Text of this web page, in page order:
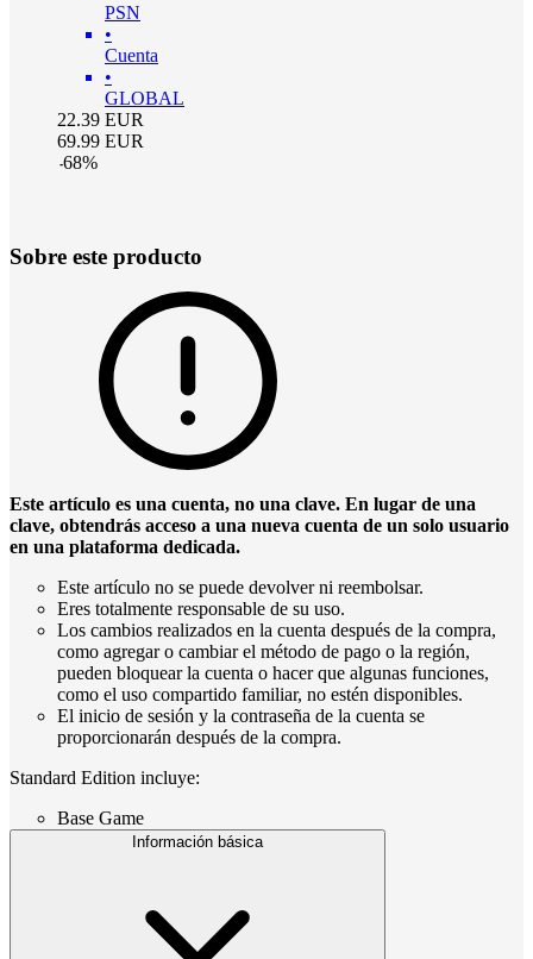
PSN
•
Cuenta
•
GLOBAL
22.39 EUR
69.99 EUR
-68%
Sobre este producto
Este artículo es una cuenta, no una clave. En lugar de una
clave, obtendrás acceso a una nueva cuenta de un solo usuario
en una plataforma dedicada.
Este artículo no se puede devolver ni reembolsar.
Eres totalmente responsable de su uso.
Los cambios realizados en la cuenta después de la compra,
como agregar o cambiar el método de pago o la región,
pueden bloquear la cuenta o hacer que algunas funciones,
como el uso compartido familiar, no estén disponibles.
El inicio de sesión y la contraseña de la cuenta se
proporcionarán después de la compra.
Standard Edition incluye:
Base Game
Información básica